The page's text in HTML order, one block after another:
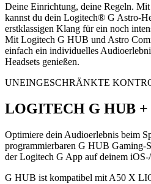
Deine Einrichtung, deine Regeln.
kannst du dein Logitech® G Astro-
erstklassigen Klang für ein noch
Mit Logitech G HUB und Astro
einfach ein individuelles
Headsets genießen.
UNEINGESCHRÄNKTE
LOGITECH G HUB
Optimiere dein Audioerlebnis beim
programmierbaren G HUB Gaming-
der Logitech G App auf deinem
G HUB ist kompatibel mit A50 X